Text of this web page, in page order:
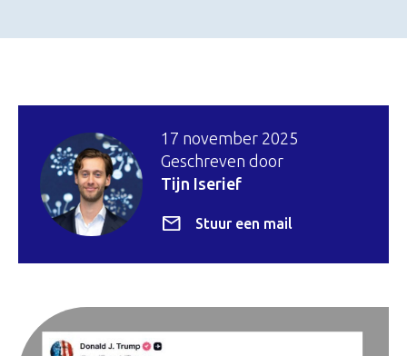
17 november 2025
Geschreven door
Tijn Iserief
Stuur een mail